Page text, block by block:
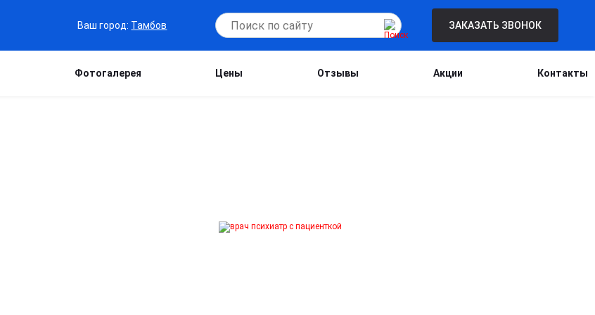
Ваш город: Тамбов ЗАКАЗАТЬ ЗВОНОК
Фотогалерея Цены Отзывы Акции Контакты